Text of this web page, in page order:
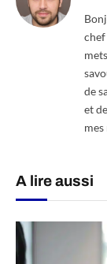
chef
de
et
A lire aussi